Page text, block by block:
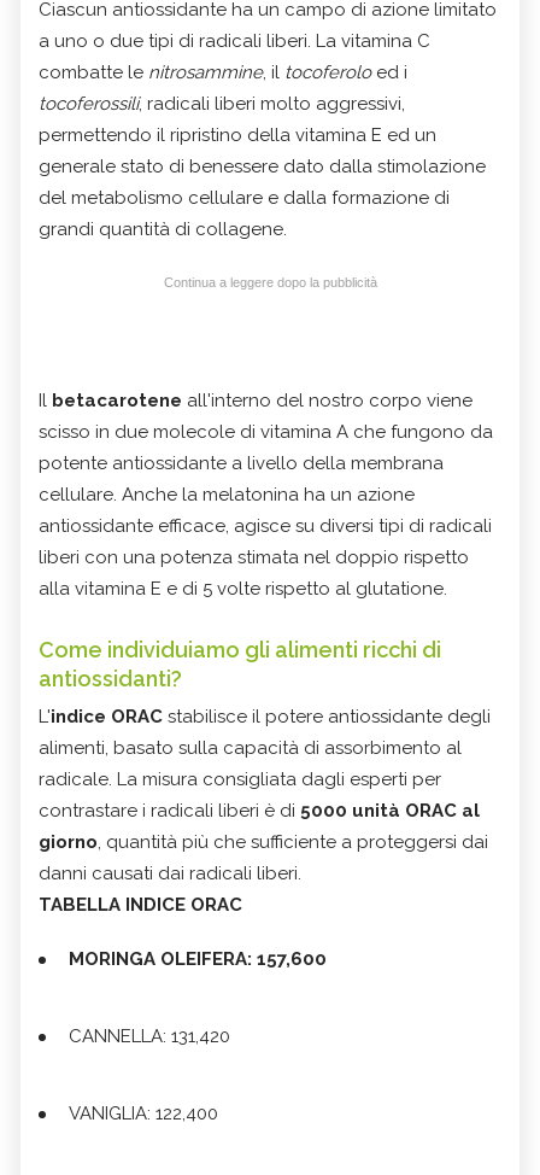
Ciascun antiossidante ha un campo di azione limitato
a uno o due tipi di radicali liberi. La vitamina C
combatte le nitrosammine, il tocoferoloed i
tocoferossili, radicali liberi molto aggressivi,
permettendo il ripristino della vitamina E ed un
generale stato di benessere dato dalla stimolazione
del metabolismo cellulare e dalla formazione di
grandi quantità di collagene.
Continua a leggere dopo la pubblicità
Il betacarotene all'interno del nostro corpo viene
scisso in due molecole di vitamina A che fungono da
potente antiossidante a livello della membrana
cellulare. Anche la melatonina ha un azione
antiossidante efficace, agisce su diversi tipi di radicali
liberi con una potenza stimata nel doppio rispetto
alla vitamina E e di 5 volte rispetto al glutatione.
Come individuiamo gli alimenti ricchi di
antiossidanti?
L'indice ORAC stabilisce il potere antiossidante degli
alimenti, basato sulla capacità di assorbimento al
radicale. La misura consigliata dagli esperti per
contrastare i radicali liberi è di 5000 unità ORAC al
giorno, quantità più che sufficiente a proteggersi dai
danni causati dai radicali liberi.
TABELLA INDICE ORAC
MORINGA OLEIFERA: 157,600
CANNELLA: 131,420
VANIGLIA: 122,400